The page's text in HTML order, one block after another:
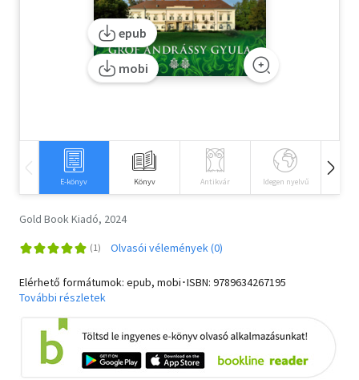
Társadalomtudomány
Természettudomány
epub
mobi
E-könyv Könyv Antikvár Idegen nyelvű
Gold Book Kiadó, 2024
Olvasói vélemények (0)
Elérhető formátumok: epub, mobi･ISBN: 9789634267195
További részletek